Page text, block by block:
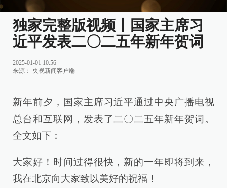
独家完整版视频丨国家主席习
近平发表二〇二五年新年贺词
2025-01-01 10:56
来源： 央视新闻客户端
新年前夕，国家主席习近平通过中央广播电视
总台和互联网，发表了二〇二五年新年贺词。
全文如下：
大家好！时间过得很快，新的一年即将到来，
我在北京向大家致以美好的祝福！